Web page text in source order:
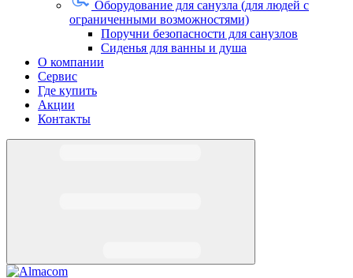
Оборудование для санузла (для людей с
ограниченными возможностями)
Поручни безопасности для санузлов
Сиденья для ванны и душа
О компании
Сервис
Где купить
Акции
Контакты